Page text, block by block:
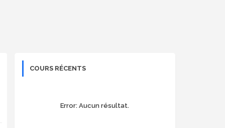
COURS RÉCENTS
Error: Aucun résultat.